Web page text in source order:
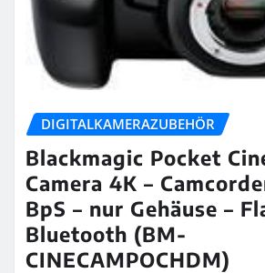
DIGITALKAMERAZUBEHÖR
Blackmagic Pocket
Camera 4K –
BpS – nur Gehäuse –
Bluetooth (BM-
CINECAMPOCHDM)